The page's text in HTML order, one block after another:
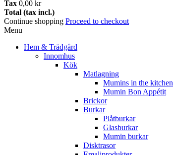
Tax 0,00 kr
Total (tax incl.)
Continue shopping Proceed to checkout
Menu
Hem & Trädgård
Innomhus
Kök
Matlagning
Mumins in the kitchen
Mumin Bon Appétit
Brickor
Burkar
Plåtburkar
Glasburkar
Mumin burkar
Disktrasor